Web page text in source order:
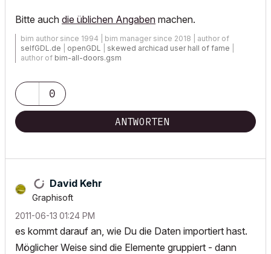
Bitte auch die üblichen Angaben machen.
bim author since 1994 | bim manager since 2018 | author of
selfGDL.de
openGDL skewed archicad user hall of fame
author of bim-all-doors.gsm
0
ANTWORTEN
David Kehr
Graphisoft
‎2011-06-13 01:24 PM
es kommt darauf an, wie Du die Daten importiert hast.
Möglicher Weise sind die Elemente gruppiert - dann